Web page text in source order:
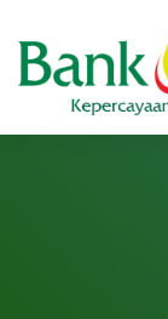
to
Content